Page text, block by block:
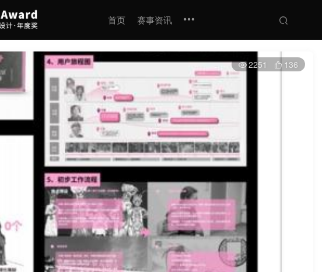
首页 赛事资讯
2251 136